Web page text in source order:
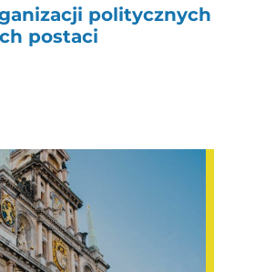
politycznych
postaci